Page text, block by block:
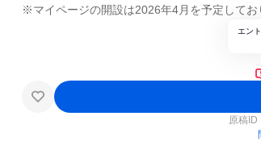
※マイページの開設は2026年4月を予定してお
エン
原稿ID